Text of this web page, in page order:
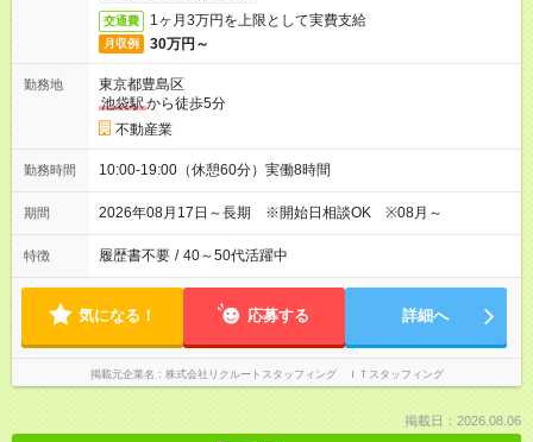
交通費 1ヶ月3万円を上限として実費支給
月収例 30万円～
勤務地
東京都豊島区
池袋駅から徒歩5分
不動産業
勤務時間 10:00-19:00（休憩60分）実働8時間
期間 2026年08月17日～長期 ※開始日相談OK ※08月～
特徴 履歴書不要 / 40～50代活躍中
気になる！ 応募する 詳細へ
掲載元企業名 株式会社リクルートスタッフィング ＩＴスタッフィング
掲載日：2026.08.06